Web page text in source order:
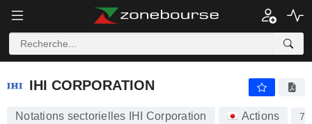
IHI CORPORATION
IHI CORPORATION
Notations sectorielles IHI Corporation Actions